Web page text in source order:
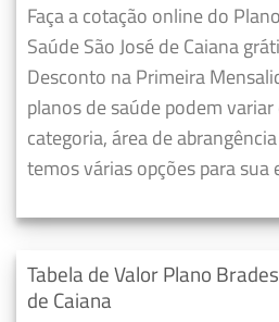
Faça a cotação online do
Saúde São José de Caiana
Desconto na Primeira
planos de saúde podem
categoria, área de
temos várias opções para sua
Tabela de Valor Plano
de Caiana